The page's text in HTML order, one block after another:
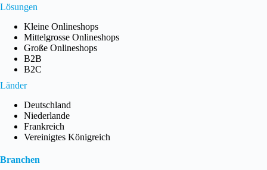
Lösungen
Kleine Onlineshops
Mittelgrosse Onlineshops
Große Onlineshops
B2B
B2C
Länder
Deutschland
Niederlande
Frankreich
Vereinigtes Königreich
Branchen